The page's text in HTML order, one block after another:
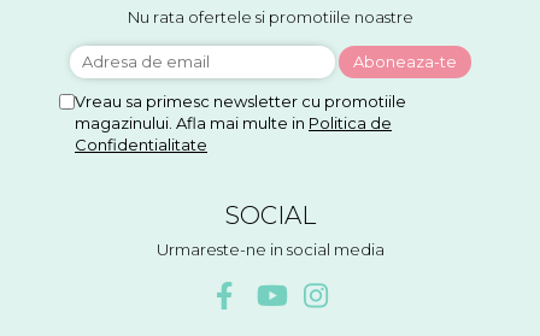
Nu rata ofertele si promotiile noastre
Vreau sa primesc newsletter cu promotiile
magazinului. Afla mai multe in Politica de
Confidentialitate
SOCIAL
Urmareste-ne in social media